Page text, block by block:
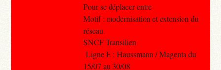
Pour se déplacer entre
Motif : modernisation et extension du
réseau.
SNCF Transilien
Ligne E : Haussmann / Magenta du
15/07 au 30/08